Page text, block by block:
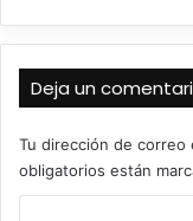
Deja un
Tu dirección de correo
obligatorios están